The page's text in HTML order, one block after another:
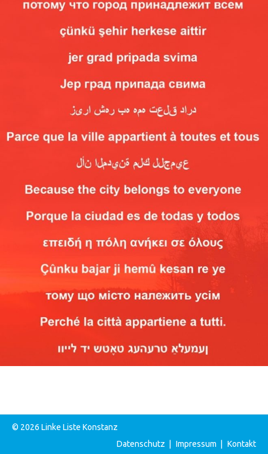
© 2026 Linke Liste Konstanz
Datenschutz | Impressum | Kontakt